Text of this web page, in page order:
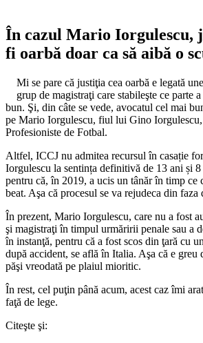
În cazul Mario Iorgulescu,
fi oarbă doar ca să aibă o
Mi se pare că justiţia cea oarbă e legată
grup de magistraţi care stabileşte ce parte
bun. Şi, din câte se vede, avocatul cel mai
pe Mario Iorgulescu, fiul lui Gino
Profesioniste de Fotbal.
Altfel, ICCJ nu admitea recursul în casație
Iorgulescu la sentința definitivă de 13 ani și
pentru că, în 2019, a ucis un tânăr în timp ce
beat. Aşa că procesul se va rejudeca din faza
În prezent, Mario Iorgulescu, care nu a fost
şi magistraţi în timpul urmăririi penale sau a
în instanţă, pentru că a fost scos din ţară cu
după accident, se află în Italia. Aşa că e greu
păşi vreodată pe plaiul mioritic.
În rest, cel puţin până acum, acest caz îmi
faţă de lege.
Citeşte şi: